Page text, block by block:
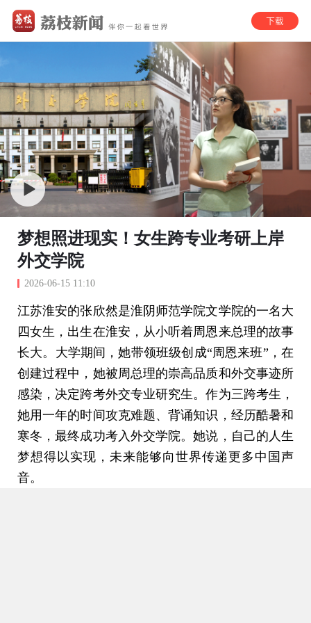
梦想照进现实！女生跨专业考研上岸
外交学院
2026-06-15 11:10
江苏淮安的张欣然是淮阴师范学院文学院的一名大
四女生，出生在淮安，从小听着周恩来总理的故事
长大。大学期间，她带领班级创成“周恩来班”，在
创建过程中，她被周总理的崇高品质和外交事迹所
感染，决定跨考外交专业研究生。作为三跨考生，
她用一年的时间攻克难题、背诵知识，经历酷暑和
寒冬，最终成功考入外交学院。她说，自己的人生
梦想得以实现，未来能够向世界传递更多中国声
音。